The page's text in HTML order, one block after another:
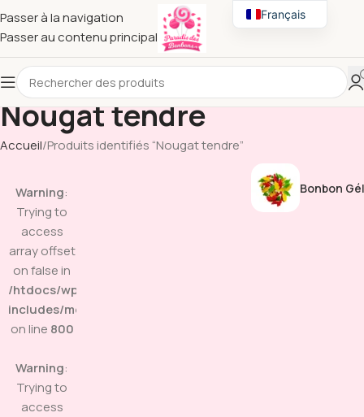
Passer à la navigation
Passer au contenu principal
Nougat tendre
Accueil Produits identifiés “Nougat tendre”
Warning:
Trying to
access
array offset
on false in
/htdocs/wp-
includes/media.php
on line 800
Warning:
Trying to
access
Bonbon
Français